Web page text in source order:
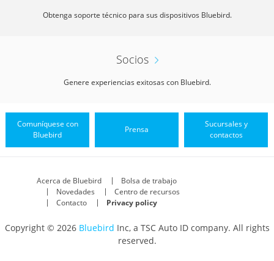
Obtenga soporte técnico para sus dispositivos Bluebird.
Socios
Genere experiencias exitosas con Bluebird.
Comuníquese con
Bluebird
Prensa
Sucursales y
contactos
Acerca de Bluebird
Bolsa de trabajo
Novedades
Centro de recursos
Contacto
Privacy policy
Copyright © 2026 Bluebird Inc, a TSC Auto ID company. All rights
reserved.